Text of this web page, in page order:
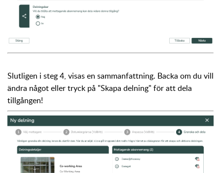
Slutligen i steg 4, visas en sammanfattning. Backa om du vill
ändra något eller tryck på "Skapa delning" för att dela
tillgången!